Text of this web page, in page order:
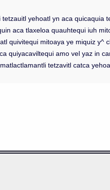
yehoatl yn aca
aca tlaxeloa quauhtequi iuh
quivitequi mitoaya ye miquiz y^
quiyacaviltequi amo vel yaz in
tetzavitl catca